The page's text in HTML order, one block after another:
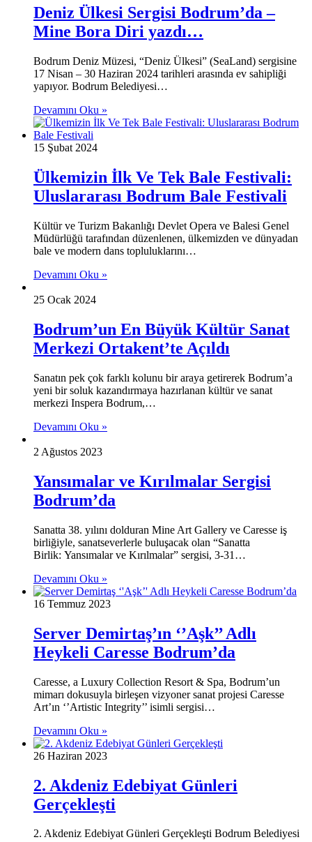
Deniz Ülkesi Sergisi Bodrum’da –
Mine Bora Diri yazdı…
Bodrum Deniz Müzesi, “Deniz Ülkesi” (SeaLand) sergisine
17 Nisan – 30 Haziran 2024 tarihleri arasında ev sahipliği
yapıyor. Bodrum Belediyesi…
Devamını Oku »
15 Şubat 2024
Ülkemizin İlk Ve Tek Bale Festivali:
Uluslararası Bodrum Bale Festivali
Kültür ve Turizm Bakanlığı Devlet Opera ve Balesi Genel
Müdürlüğü tarafından düzenlenen, ülkemizden ve dünyadan
bale ve modern dans topluluklarını…
Devamını Oku »
25 Ocak 2024
Bodrum’un En Büyük Kültür Sanat
Merkezi Ortakent’te Açıldı
Sanatın pek çok farklı kolunu bir araya getirerek Bodrum’a
yeni bir soluk kazandırmaya hazırlanan kültür ve sanat
merkezi Inspera Bodrum,…
Devamını Oku »
2 Ağustos 2023
Yansımalar ve Kırılmalar Sergisi
Bodrum’da
Sanatta 38. yılını dolduran Mine Art Gallery ve Caresse iş
birliğiyle, sanatseverlerle buluşacak olan “Sanatta
Birlik: Yansımalar ve Kırılmalar” sergisi, 3-31…
Devamını Oku »
16 Temmuz 2023
Server Demirtaş’ın ‘’Aşk’’ Adlı
Heykeli Caresse Bodrum’da
Caresse, a Luxury Collection Resort & Spa, Bodrum’un
mimarı dokusuyla birleşen vizyoner sanat projesi Caresse
Art’ın ‘’Artistic Integrity’’ isimli sergisi…
Devamını Oku »
26 Haziran 2023
2. Akdeniz Edebiyat Günleri
Gerçekleşti
2. Akdeniz Edebiyat Günleri Gerçekleşti Bodrum Belediyesi